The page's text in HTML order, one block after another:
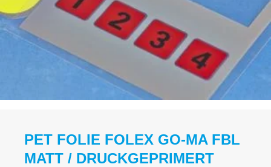
PET FOLIE FOLEX GO-MA FBL
MATT / DRUCKGEPRIMERT